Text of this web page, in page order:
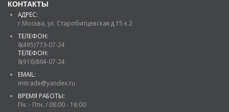
КОНТАКТЫ
АДРЕС:
г.Москва, ул. Старобитцевская д.15 к.2
ТЕЛЕФОН:
8(495)773-07-24
ТЕЛЕФОН:
8(916)864-07-24
EMAIL:
mitrade@yandex.ru
ВРЕМЯ РАБОТЫ:
Пн. - Птн. / 08:00 - 18:00